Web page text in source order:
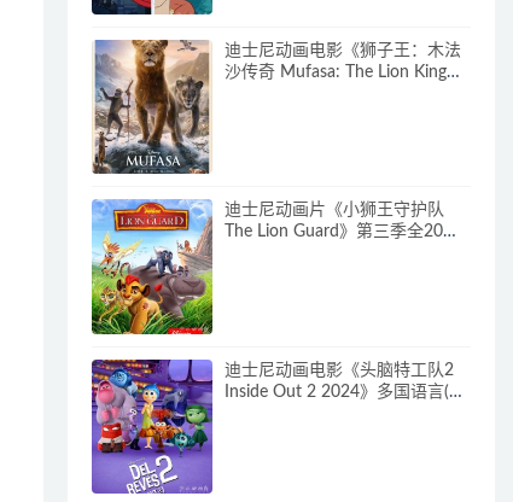
迪士尼动画电影《狮子王：木法
沙传奇 Mufasa: The Lion King》
迪士尼动画片《小狮王守护队
The Lion Guard》第三季全20集
迪士尼动画电影《头脑特工队2
Inside Out 2 2024》多国语言(含